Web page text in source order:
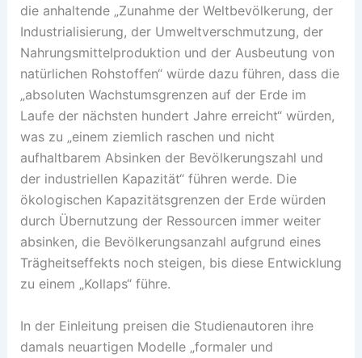
die anhaltende „Zunahme der Weltbevölkerung, der
Industrialisierung, der Umweltverschmutzung, der
Nahrungsmittelproduktion und der Ausbeutung von
natürlichen Rohstoffen“ würde dazu führen, dass die
„absoluten Wachstumsgrenzen auf der Erde im
Laufe der nächsten hundert Jahre erreicht“ würden,
was zu „einem ziemlich raschen und nicht
aufhaltbarem Absinken der Bevölkerungszahl und
der industriellen Kapazität“ führen werde. Die
ökologischen Kapazitätsgrenzen der Erde würden
durch Übernutzung der Ressourcen immer weiter
absinken, die Bevölkerungsanzahl aufgrund eines
Trägheitseffekts noch steigen, bis diese Entwicklung
zu einem „Kollaps“ führe.
In der Einleitung preisen die Studienautoren ihre
damals neuartigen Modelle „formaler und